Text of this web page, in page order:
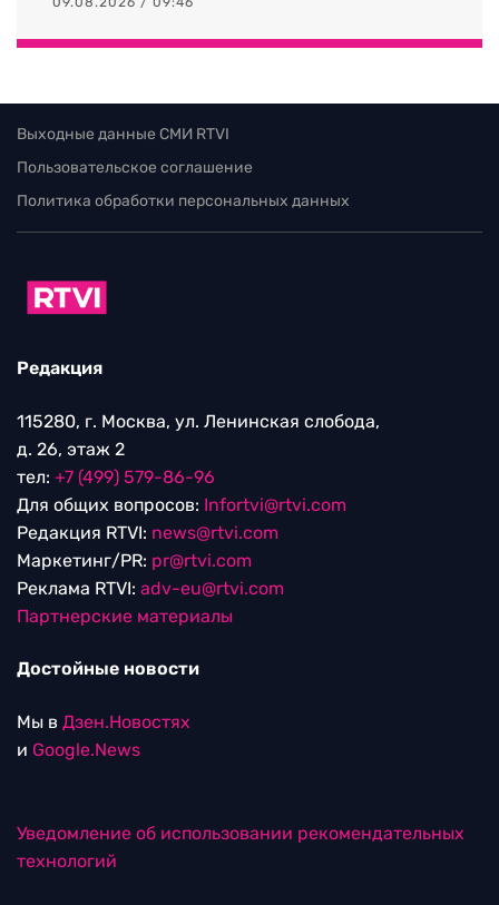
Выходные данные СМИ RTVI
Пользовательское соглашение
Политика обработки персональных данных
Редакция
115280, г. Москва, ул. Ленинская слобода,
д. 26, этаж 2
тел: +7 (499) 579-86-96
Для общих вопросов: Infortvi@rtvi.com
Редакция RTVI: news@rtvi.com
Маркетинг/PR: pr@rtvi.com
Реклама RTVI: adv-eu@rtvi.com
Партнерские материалы
Достойные новости
Мы в Дзен.Новостях
и Google.News
Уведомление об использовании рекомендательных
технологий